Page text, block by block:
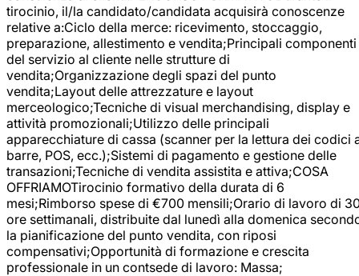
tirocinio, il/la candidato/candidata acquisirà conoscenze
relative a:Ciclo della merce: ricevimento, stoccaggio,
preparazione, allestimento e vendita;Principali componenti
del servizio al cliente nelle strutture di
vendita;Organizzazione degli spazi del punto
vendita;Layout delle attrezzature e layout
merceologico;Tecniche di visual merchandising, display e
attività promozionali;Utilizzo delle principali
apparecchiature di cassa (scanner per la lettura dei codici
barre, POS, ecc.);Sistemi di pagamento e gestione delle
transazioni;Tecniche di vendita assistita e attiva;COSA
OFFRIAMOTirocinio formativo della durata di 6
mesi;Rimborso spese di €700 mensili;Orario di lavoro di
ore settimanali, distribuite dal lunedì alla domenica
la pianificazione del punto vendita, con riposi
compensativi;Opportunità di formazione e crescita
professionale in un contsede di lavoro: Massa;